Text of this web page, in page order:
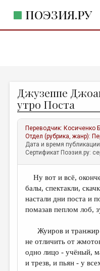
ПОЭЗИЯ.РУ
ЖАНРЫ
АВТОРЫ
КОММЕНТАРИИ
ЛИТСАЛОН
ПРАВИЛА САЙТА
ОТДЕЛЫ И РУБРИКИ
ДАЙДЖЕСТ
ПРОИЗВЕДЕНИЯ
Джузеппе
утро Поста
Переводчик: Косиченко
Отдел (рубрика, жанр):
Дата и время
Сертификат Поэзия.ру:
Ну вот и всё,
балы, спектакли,
настали дни поста и
помазав пеплом лоб,
Жуиров и транжир
не отличить от
одно лицо - учёный,
и трезв, и пьян - у